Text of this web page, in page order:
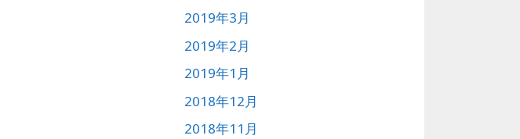
2019年3月
2019年2月
2019年1月
2018年12月
2018年11月